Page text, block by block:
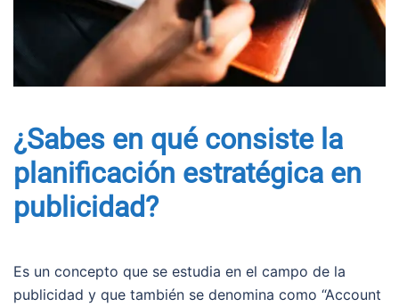
¿Sabes en qué consiste la
planificación estratégica en
publicidad?
Es un concepto que se estudia en el campo de la
publicidad y que también se denomina como “Account